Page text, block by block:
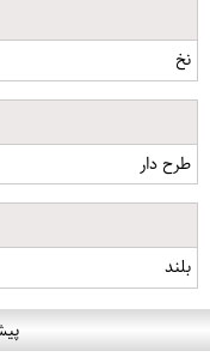
نخ
طرح دار
بلند